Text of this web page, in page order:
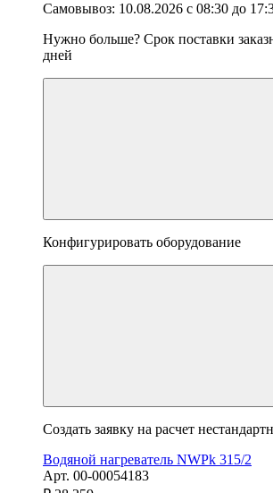
Самовывоз: 10.08.2026 с 08:30 до
Нужно больше? Срок поставки
дней
Конфигурировать оборудование
Создать заявку на расчет
Водяной нагреватель NWPk 315/2
Арт. 00-00054183